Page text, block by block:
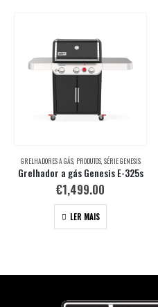
GRELHADORES A GÁS, PRODUTOS, SÉRIE GENESIS
Grelhador a gás Genesis E-325s
€1,499.00
LER MAIS